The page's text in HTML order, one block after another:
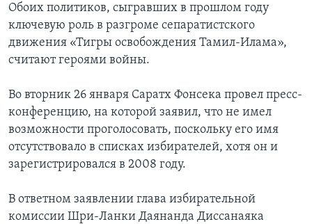
Обоих политиков, сыгравших в прошлом году
ключевую роль в разгроме сепаратистского
движения «Тигры освобождения Тамил-Илама»,
считают героями войны.
Во вторник 26 января Саратх Фонсека провел пресс-
конференцию, на которой заявил, что не имел
возможности проголосовать, поскольку его имя
отсутствовало в списках избирателей, хотя он и
зарегистрировался в 2008 году.
В ответном заявлении глава избирательной
комиссии Шри-Ланки Даянанда Диссанаяка